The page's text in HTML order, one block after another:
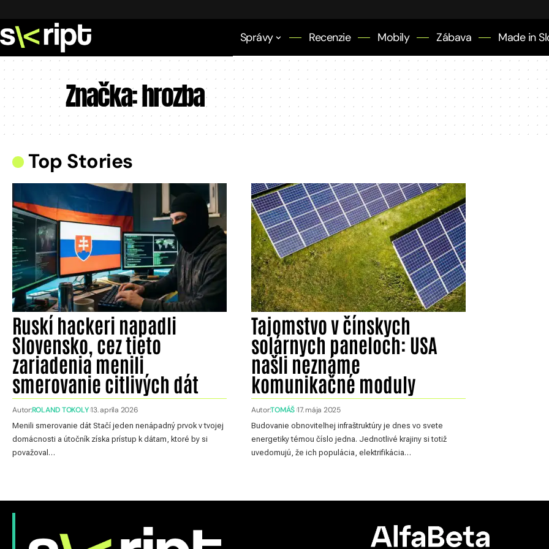
Správy Recenzie Mobily Zábava Made in
Značka:hrozba
Top Stories
Ruskí hackeri napadli
Slovensko, cez tieto
zariadenia menili
smerovanie citlivých dát
Autor:ROLAND TOKOLY 13. apríla 2026
Menili smerovanie dát Stačí jeden nenápadný prvok v tvojej
domácnosti a útočník získa prístup k dátam, ktoré by si
považoval…
Tajomstvo v čínskych
solárnych paneloch: USA
našli neznáme
komunikačné moduly
Autor:TOMÁŠ 17. mája 2025
Budovanie obnoviteľnej infraštruktúry je dnes vo svete
energetiky témou číslo jedna. Jednotlivé krajiny si totiž
uvedomujú, že ich populácia, elektrifikácia…